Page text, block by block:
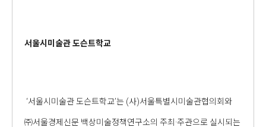
서울시미술관 도슨트학교
‘서울시미술관 도슨트학교’는 (사)서울특별시미술관협의회와
㈜서울경제신문 백상미술정책연구소의 주최·주관으로 실시되는